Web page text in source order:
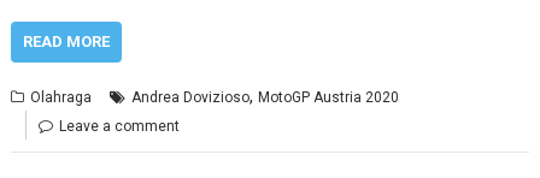
READ MORE
Olahraga Andrea Dovizioso,MotoGP Austria 2020
Leave a comment